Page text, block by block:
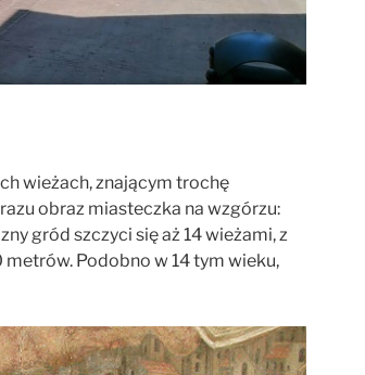
wieżach, znającym trochę
obraz miasteczka na wzgórzu:
gród szczyci się aż 14 wieżami, z
Podobno w 14 tym wieku,